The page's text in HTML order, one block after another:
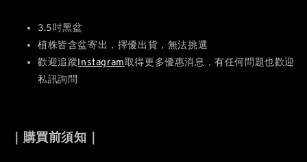
3.5吋黑盆
植株皆含盆寄出，擇優出貨，無法挑選
歡迎追蹤Instagram取得更多優惠消息，有任何問題也歡迎
私訊詢問
｜購買前須知｜